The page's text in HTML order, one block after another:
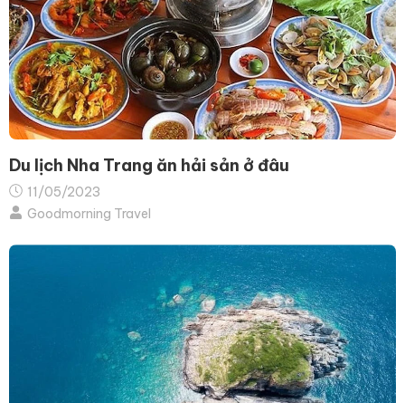
Du lịch Nha Trang ăn hải sản ở đâu
11/05/2023
Goodmorning Travel